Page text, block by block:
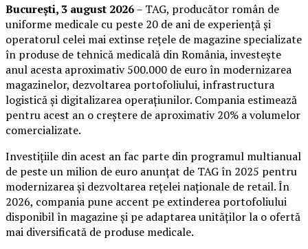
București, 3 august 2026– TAG, producător român de
uniforme medicale cu peste 20 de ani de experiență și
operatorul celei mai extinse rețele de magazine specializate
în produse de tehnică medicală din România, investește
anul acesta aproximativ 500.000 de euro în modernizarea
magazinelor, dezvoltarea portofoliului, infrastructura
logistică și digitalizarea operațiunilor. Compania estimează
pentru acest an o creștere de aproximativ 20% a volumelor
comercializate.
Investițiile din acest an fac parte din programul multianual
de peste un milion de euro anunțat de TAG în 2025 pentru
modernizarea și dezvoltarea rețelei naționale de retail. În
2026, compania pune accent pe extinderea portofoliului
disponibil în magazine și pe adaptarea unităților la o ofertă
mai diversificată de produse medicale.